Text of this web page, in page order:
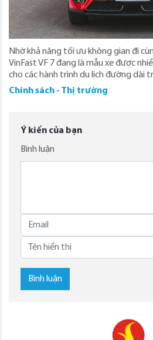
Nhờ khả năng tối ưu không gian đi
VinFast VF 7 đang là mẫu xe được
cho các hành trình du lịch đường dài
Chính sách - Thị trường
Ý kiến của bạn
Bình luận
Bình luận